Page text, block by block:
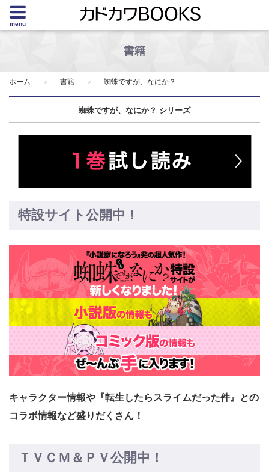
menu
書籍
ホーム 書籍 蜘蛛ですが、なにか？
蜘蛛ですが、なにか？ シリーズ
特設サイト公開中！
キャラクター情報や『転生したらスライムだった件』との
コラボ情報など盛りだくさん！
ＴＶＣＭ＆ＰＶ公開中！